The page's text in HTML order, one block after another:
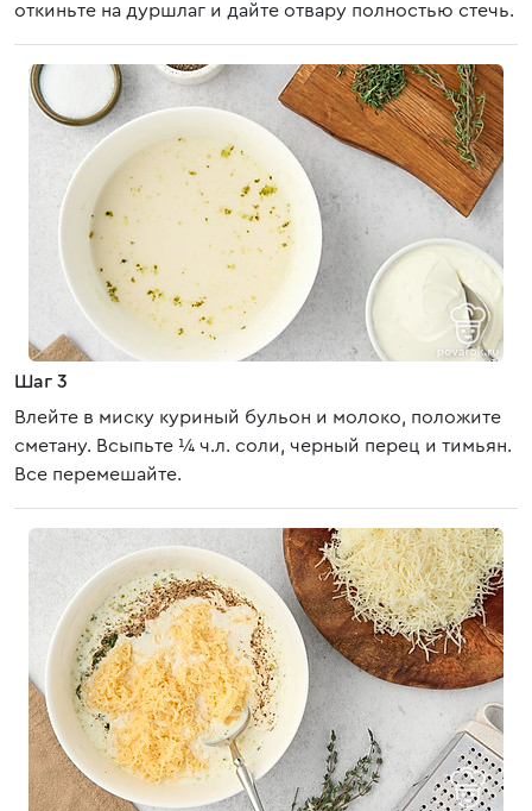
откиньте на дуршлаг и дайте отвару полностью стечь.
Шаг 3
Влейте в миску куриный бульон и молоко, положите
сметану. Всыпьте ¼ ч.л. соли, черный перец и тимьян.
Все перемешайте.